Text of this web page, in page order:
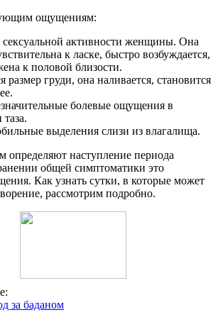
ощущениям:
активности женщины. Она
к ласке, быстро возбуждается,
к половой близости.
размер груди, она наливается, становится
болевые ощущения в
выделения слизи из влагалища.
определяют наступление периода
общей симптоматики это
Как узнать сутки, в которые может
рассмотрим подробно.
за баданом